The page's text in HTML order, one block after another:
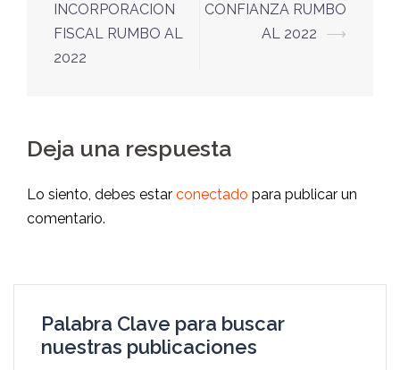
INCORPORACION
FISCAL RUMBO AL
2022
CONFIANZA RUMBO
AL 2022
⟶
Deja una respuesta
Lo siento, debes estar conectado para publicar un
comentario.
Palabra Clave para buscar
nuestras publicaciones